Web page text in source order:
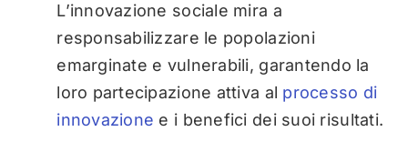
L’innovazione sociale mira a
responsabilizzare le popolazioni
emarginate e vulnerabili, garantendo la
loro partecipazione attiva al processo di
innovazione e i benefici dei suoi risultati.